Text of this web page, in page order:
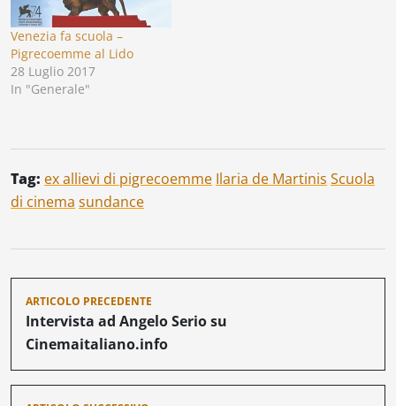
Venezia fa scuola –
Pigrecoemme al Lido
28 Luglio 2017
In "Generale"
Tag: ex allievi di pigrecoemme Ilaria de Martinis Scuola
di cinema sundance
Navigazione
articoli
ARTICOLO PRECEDENTE
Intervista ad Angelo Serio su
Cinemaitaliano.info